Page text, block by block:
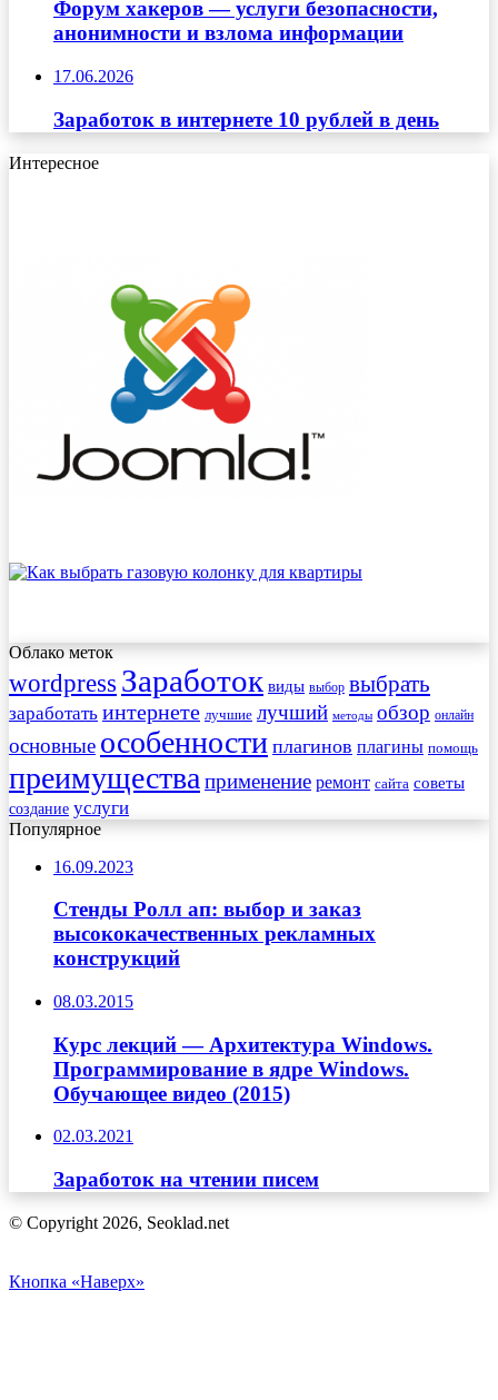
Форум хакеров — услуги безопасности,
анонимности и взлома информации
17.06.2026
Заработок в интернете 10 рублей в день
Интересное
Облако меток
wordpress Заработок виды выбор выбрать
заработать интернете лучшие лучший методы обзор онлайн
основные особенности плагинов плагины помощь
преимущества применение ремонт сайта советы
создание услуги
Популярное
16.09.2023
Стенды Ролл ап: выбор и заказ
высококачественных рекламных
конструкций
08.03.2015
Курс лекций — Архитектура Windows.
Программирование в ядре Windows.
Обучающее видео (2015)
02.03.2021
Заработок на чтении писем
© Copyright 2026, Seoklad.net
Кнопка «Наверх»